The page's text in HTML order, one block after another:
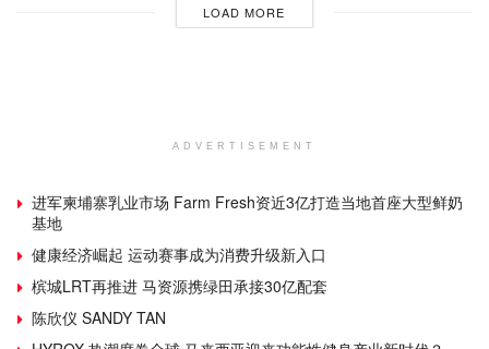
LOAD MORE
ADVERTISEMENT
进军柬埔寨乳业市场 Farm Fresh资近3亿打造当地首座大型鲜奶
基地
健康经济崛起 运动赛事成为消费升级新入口
槟城LRT再推进 马资源携绿田承接30亿配套
陈欣仪 SANDY TAN